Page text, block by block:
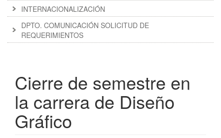
INTERNACIONALIZACIÓN
DPTO. COMUNICACIÓN SOLICITUD DE
REQUERIMIENTOS
Cierre de semestre en
la carrera de Diseño
Gráfico